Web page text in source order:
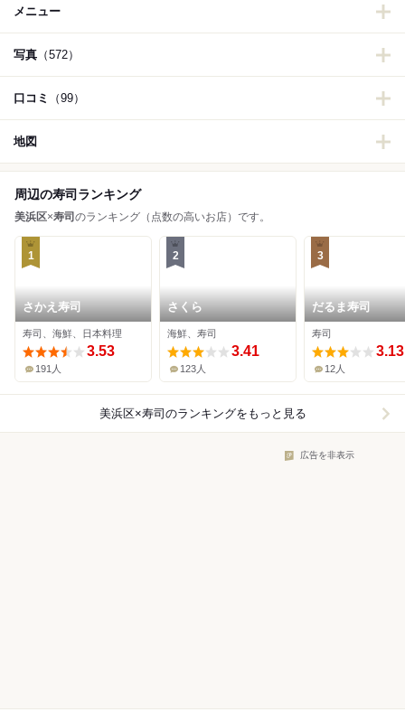
メニュー
写真 （572）
口コミ （99）
地図
周辺の寿司ランキング
美浜区×寿司 のランキング（点数の高いお店）です。
1
さかえ寿司
寿司、海鮮、日本料理
3.53
191人
2
さくら
海鮮、寿司
3.41
123人
3
だるま寿司
寿司
3.13
12人
美浜区×寿司 のランキングをもっと見る
広告を非表示